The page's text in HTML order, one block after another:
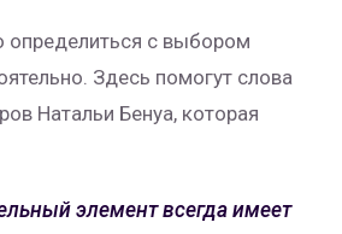
с выбором
Здесь помогут слова
Натальи Бенуа, которая
элемент всегда имеет